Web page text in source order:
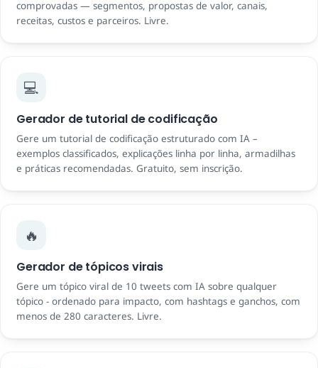
comprovadas — segmentos, propostas de valor, canais,
receitas, custos e parceiros. Livre.
💻
Gerador de tutorial de codificação
Gere um tutorial de codificação estruturado com IA –
exemplos classificados, explicações linha por linha, armadilhas
e práticas recomendadas. Gratuito, sem inscrição.
🔥
Gerador de tópicos virais
Gere um tópico viral de 10 tweets com IA sobre qualquer
tópico - ordenado para impacto, com hashtags e ganchos, com
menos de 280 caracteres. Livre.